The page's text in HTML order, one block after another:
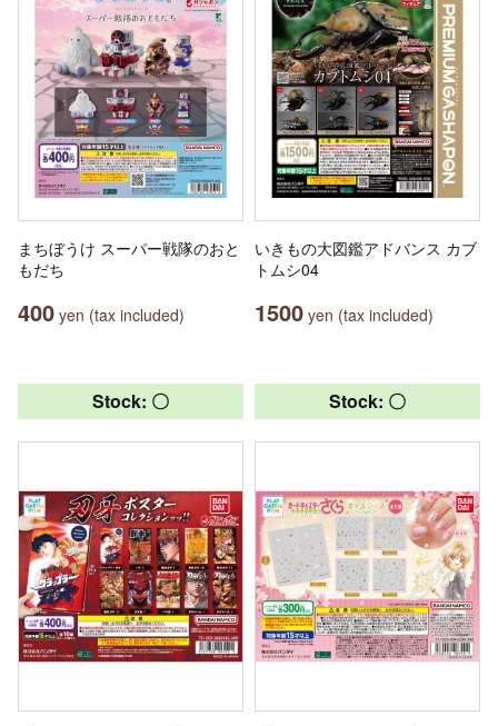
まちぼうけ スーパー戦隊のおと
もだち
400 yen (tax included)
いきもの大図鑑アドバンス カブ
トムシ04
1500 yen (tax included)
Stock: 〇 Stock: 〇